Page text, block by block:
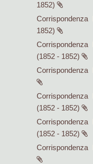
1852)
Corrispondenza
1852)
Corrispondenza
(1852 - 1852)
Corrispondenza
Corrispondenza
(1852 - 1852)
Corrispondenza
(1852 - 1852)
Corrispondenza